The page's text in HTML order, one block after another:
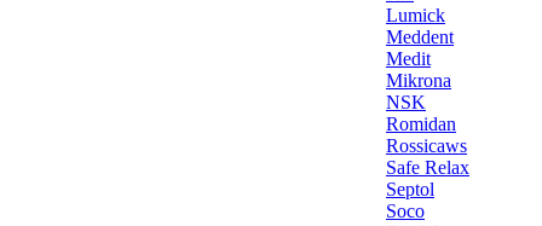
Lumick
Meddent
Medit
Mikrona
NSK
Romidan
Rossicaws
Safe Relax
Septol
Soco